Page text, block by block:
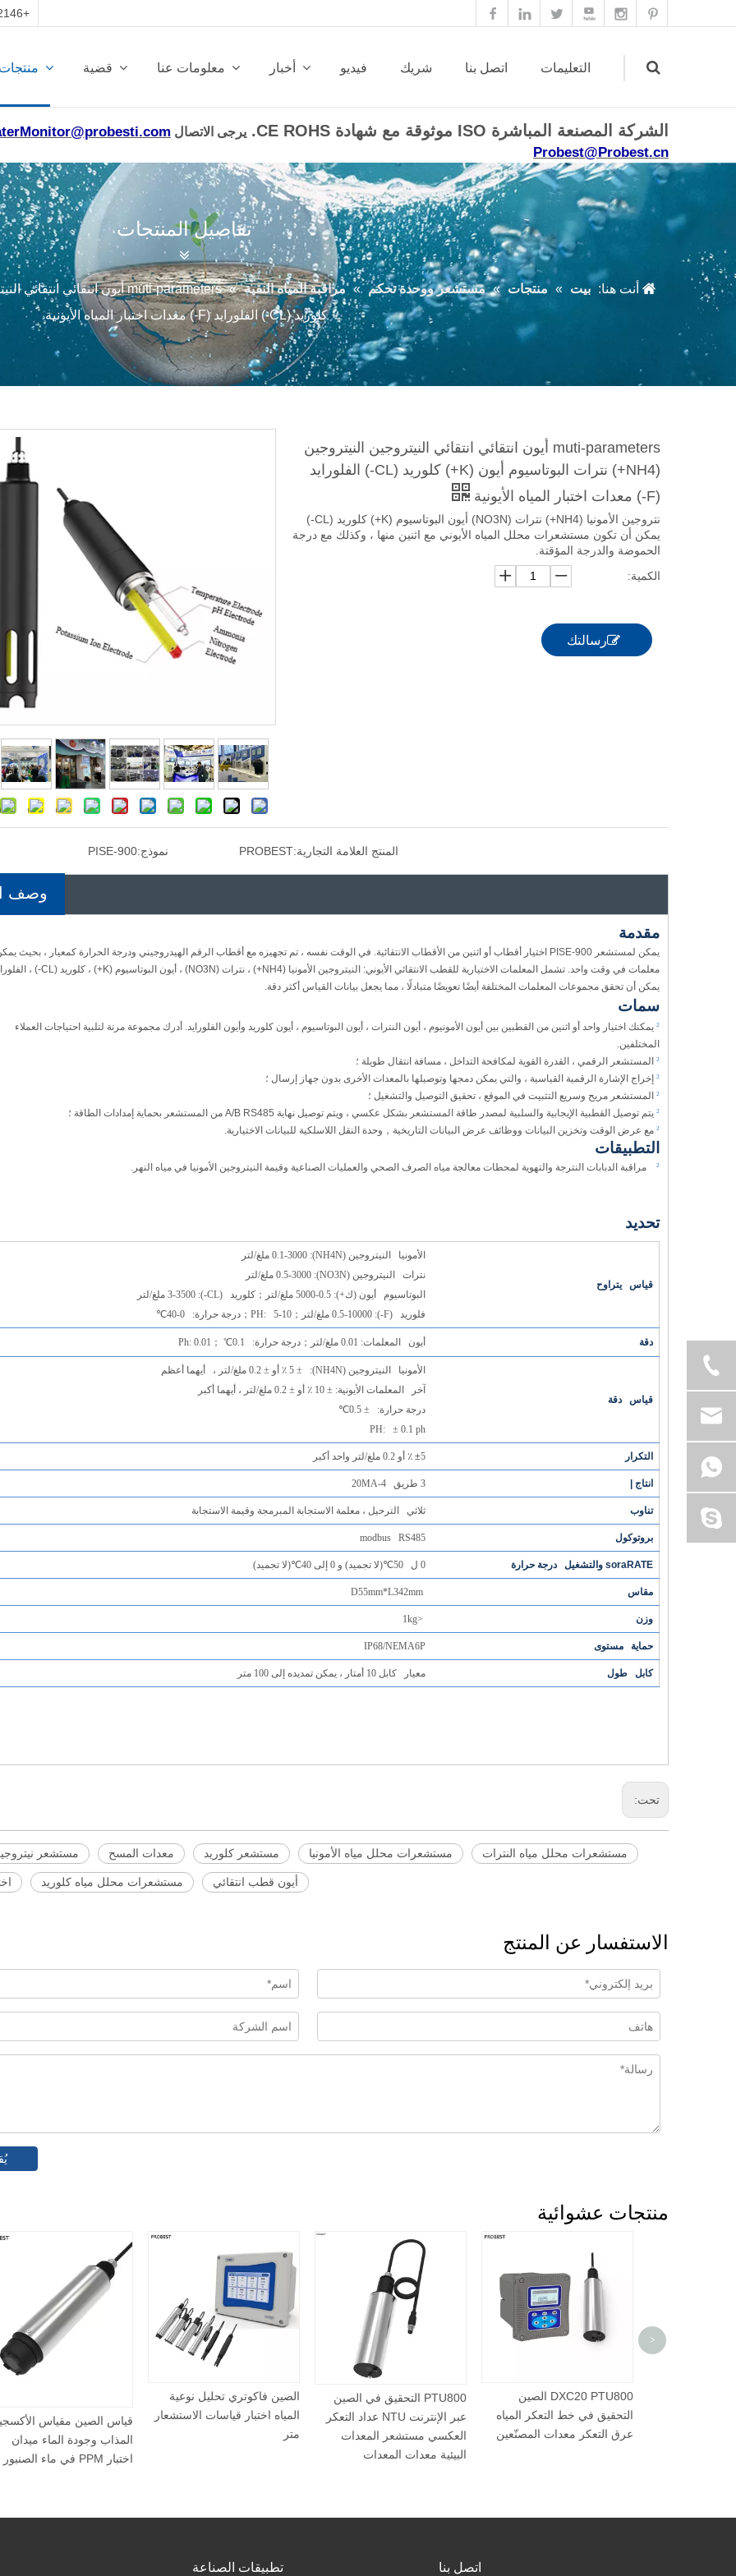
+86-13950412146 | روعة المياه
قضية معلومات عنا أخبار فيديو شريك اتصل بنا التعليمات
Search
الشركة المصنعة المباشرة ISO موثوقة مع شهادة CE ROHS. يرجى الاتصال
Probest@Probest.cn
تفاصيل المنتجات
أنت هنا: بيت » منتجات » مستشعر ووحدة تحكم » مراقبة المياه النقية »
كلوريد (CL-) الفلورايد (F-) معدات اختبار المياه الأيونية
muti-parameters أيون انتقائي انتقائي النيتروجين النيتروجين
(NH4+) نترات البوتاسيوم أيون (K+) كلوريد (CL-) الفلورايد
(F-) معدات اختبار المياه الأيونية
نتروجين الأمونيا (NH4+) نترات (NO3N) أيون البوتاسيوم (K+) كلوريد (CL-)
يمكن أن تكون مستشعرات محلل المياه الأيوني مع اثنين منها ، وكذلك مع درجة
الحموضة والدرجة المؤقتة.
الكمية:
رسالتك
نموذج:PISE-900 المنتج العلامة التجارية:PROBEST
وصف
مقدمة
يمكن أن تحقق مجموعات المعلمات المختلفة أيضًا تعويضًا متبادلًا ، مما يجعل بيانات القياس أكثر دقة.
سمات
² يمكنك اختيار واحد أو اثنين من القطبين بين أيون الأمونيوم ، أيون النترات ، أيون البوتاسيوم ، أيون كلوريد وأيون الفلورايد. أدرك مجموعة مرنة لتلبية احتياجات العملاء
المختلفين.
² المستشعر الرقمي ، القدرة القوية لمكافحة التداخل ، مسافة انتقال طويلة ؛
² إخراج الإشارة الرقمية القياسية ، والتي يمكن دمجها وتوصيلها بالمعدات الأخرى بدون جهاز إرسال ؛
² المستشعر مريح وسريع التثبيت في الموقع ، تحقيق التوصيل والتشغيل ؛
² يتم توصيل القطبية الإيجابية والسلبية لمصدر طاقة المستشعر بشكل عكسي ، ويتم توصيل نهاية A/B RS485 من المستشعر بحماية إمدادات الطاقة ؛
² مع عرض الوقت وتخزين البيانات ووظائف عرض البيانات التاريخية ， وحدة النقل اللاسلكية للبيانات الاختيارية.
التطبيقات
² مراقبة الدبابات النترجة والتهوية لمحطات معالجة مياه الصرف الصحي والعمليات الصناعية وقيمة النيتروجين الأمونيا في مياه النهر.
تحديد
قياس يتراوح
الأمونيا النيتروجين (NH4N): 0.1-3000 ملغ/لتر
نترات النيتروجين (NO3N): 0.5-3000 ملغ/لتر
البوتاسيوم أيون (ك+): 0.5-5000 ملغ/لتر
； كلوريد (CL-): 3-3500 ملغ/لتر
فلوريد (F-): 0.5-10000 ملغ/لتر
；
PH: 5-10
； درجة حرارة: 0-40 ℃
دقة أيون المعلمات: 0.01 ملغ/لتر ； درجة حرارة: 0.1 ℃ ；
Ph: 0.01
قياس دقة
الأمونيا النيتروجين (NH4N): ± 5 ٪ أو ± 0.2 ملغ/لتر ، أيهما أعظم
آخر المعلمات الأيونية: ± 10 ٪ أو ± 0.2 ملغ/لتر ، أيهما أكبر
درجة حرارة: ± 0.5
℃
PH: ± 0.1 ph
التكرار ±5 ٪ أو 0.2 ملغ/لتر واحد أكبر
انتاج | 3 طريق 4-20MA
تناوب ثلاثي الترحيل ، معلمة الاستجابة المبرمجة وقيمة الاستجابة
بروتوكول modbus RS485
soraRATE والتشغيل درجة حرارة 0 ل 50 ℃(لا تجميد) و 0 إلى 40 ℃(لا تجميد)
مقاس
وزن <1kg
حماية مستوى IP68/NEMA6P
كابل طول معيار كابل 10 أمتار ، يمكن تمديده إلى 100 متر
تحت:
مستشعر معدات المسح مستشعر كلوريد مستشعرات محلل مياه الأمونيا مستشعرات محلل مياه النترات
مستشعرات محلل مياه كلوريد أيون قطب انتقائي
الاستفسار عن المنتج
منتجات عشوائية
قياس الصين مقياس
المذاب وجودة الماء
اختبار PPM في ماء الصنبور
الصين فاكوتري تحليل نوعية
المياه اختبار قياسات الاستشعار
PTU800 التحقيق في الصين
عبر الإنترنت NTU عداد التعكر
العكسي مستشعر المعدات
البيئية معدات المعدات
DXC20 PTU800 الصين
التحقيق في خط التعكر المياه
عرق التعكر معدات المصنّعين
الشركة المصنعة للجملة ISO
نظام محلل عداد
>
تطبيقات الصناعة اتصل بنا